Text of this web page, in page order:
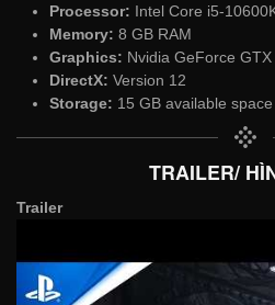
Processor: Intel Core i5-
Memory: 8 GB RAM
Graphics: Nvidia GeForce
DirectX: Version 12
Storage: 15 GB available space
TRAILER/
Trailer